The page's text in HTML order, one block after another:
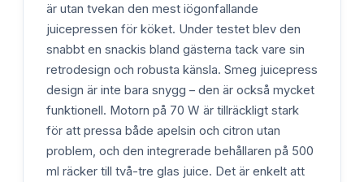
är utan tvekan den mest iögonfallande
juicepressen för köket. Under testet blev den
snabbt en snackis bland gästerna tack vare sin
retrodesign och robusta känsla. Smeg juicepress
design är inte bara snygg – den är också mycket
funktionell. Motorn på 70 W är tillräckligt stark
för att pressa både apelsin och citron utan
problem, och den integrerade behållaren på 500
ml räcker till två-tre glas juice. Det är enkelt att